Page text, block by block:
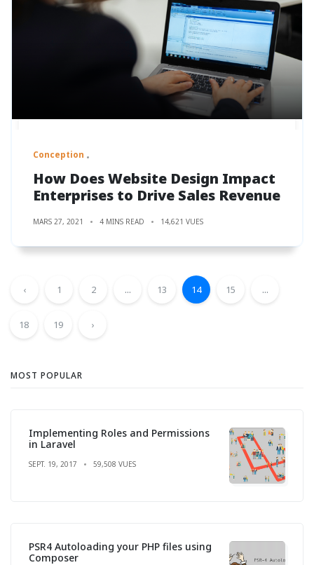
Conception
How Does Website Design Impact
Enterprises to Drive Sales Revenue
MARS 27, 2021 4 MINS READ 14,621 VUES
‹ 1 2 ... 13 14 15 ...
18 19 ›
MOST POPULAR
Implementing Roles and Permissions
in Laravel
SEPT. 19, 2017 59,508 VUES
PSR4 Autoloading your PHP files using
Composer